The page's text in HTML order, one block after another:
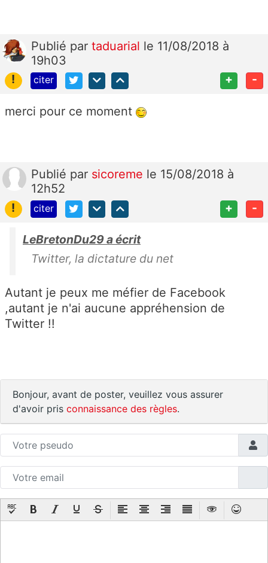
Publié par taduarial le 11/08/2018 à
19h03
!
citer + -
merci pour ce moment
Publié par sicoreme le 15/08/2018 à
12h52
!
citer + -
LeBretonDu29 a écrit
Twitter, la dictature du net
Autant je peux me méfier de Facebook
,autant je n'ai aucune appréhension de
Twitter !!
Bonjour, avant de poster, veuillez vous assurer
d'avoir pris connaissance des règles.